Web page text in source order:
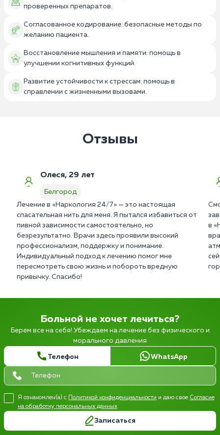
проверенных препаратов.
Согласованное кодирование: безопасные методы по
желанию пациента.
Восстановление мышления и памяти: помощь в
улучшении когнитивных функций.
Развитие устойчивости к стрессам: помощь в
справлении с жизненными вызовами.
Отзывы
Олеся, 29 лет
Белгород
Лечение в «Наркология 24/7» — это настоящая
спасательная нить для меня. Я пытался избавиться от
пивной зависимости самостоятельно, но
безрезультатно. Врачи здесь проявили высокий
профессионализм, поддержку и понимание.
Индивидуальный подход к лечению помог мне
пересмотреть свою жизнь и побороть вредную
привычку. Спасибо!
в
Больной не хочет лечиться?
Берем все на себя! Убеждаем на лечение без физического и
морального давления
Телефон WhatsApp
Я ознакомлен(а) с Политикой конфиденциальности и даю свое Согласие
на обработку персональных данных
Записаться